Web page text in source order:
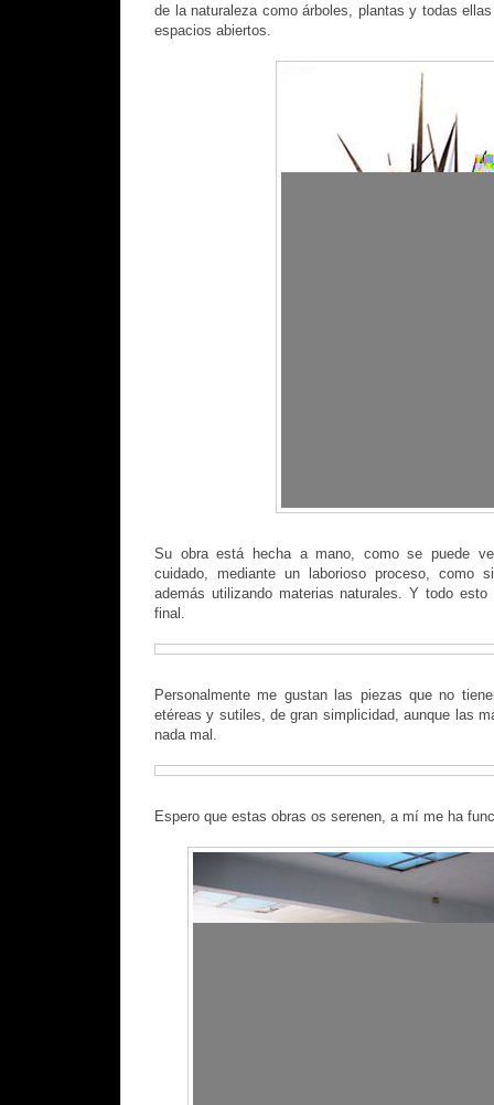
de la naturaleza como árboles, plantas y todas
espacios abiertos.
Su obra está hecha a mano, como se puede
cuidado, mediante un laborioso proceso,
además utilizando materias naturales. Y todo
final.
Personalmente me gustan las piezas que no
etéreas y sutiles, de gran simplicidad, aunque las
nada mal.
Espero que estas obras os serenen, a mí me ha